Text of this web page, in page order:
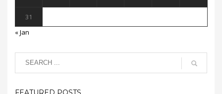
31
« Jan